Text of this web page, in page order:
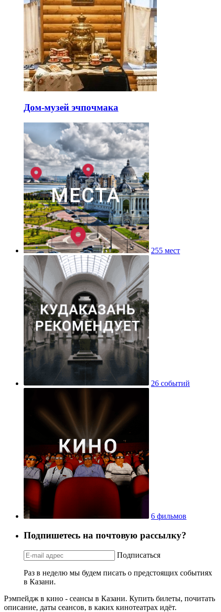
Дом-музей эчпочмака
255 мест
26 событий
6 фильмов
Подпишетесь на почтовую рассылку?
Подписаться
Раз в неделю мы будем писать о предстоящих событиях
в Казани.
Рэмпейдж в кино - сеансы в Казани. Купить билеты, почитать
описание, даты сеансов, в каких кинотеатрах идёт.